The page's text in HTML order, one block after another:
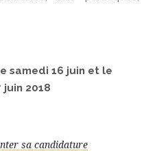
samedi 16 juin et le
juin 2018
sa candidature